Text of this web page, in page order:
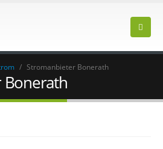
/ Stromanbieter Bonerath